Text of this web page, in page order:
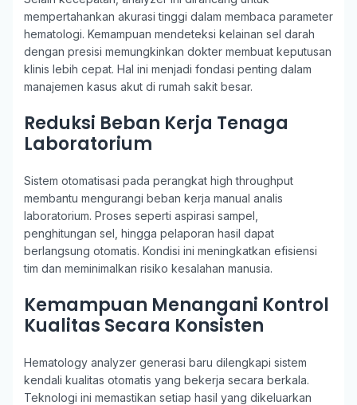
mempertahankan akurasi tinggi dalam membaca parameter
hematologi. Kemampuan mendeteksi kelainan sel darah
dengan presisi memungkinkan dokter membuat keputusan
klinis lebih cepat. Hal ini menjadi fondasi penting dalam
manajemen kasus akut di rumah sakit besar.
Reduksi Beban Kerja Tenaga
Laboratorium
Sistem otomatisasi pada perangkat high throughput
membantu mengurangi beban kerja manual analis
laboratorium. Proses seperti aspirasi sampel,
penghitungan sel, hingga pelaporan hasil dapat
berlangsung otomatis. Kondisi ini meningkatkan efisiensi
tim dan meminimalkan risiko kesalahan manusia.
Kemampuan Menangani Kontrol
Kualitas Secara Konsisten
Hematology analyzer generasi baru dilengkapi sistem
kendali kualitas otomatis yang bekerja secara berkala.
Teknologi ini memastikan setiap hasil yang dikeluarkan